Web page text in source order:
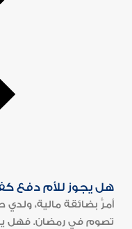
هل يجوز للأم دفع
أمرُّ بضائقة مالية، ولدي
تصوم في رمضان. فهل